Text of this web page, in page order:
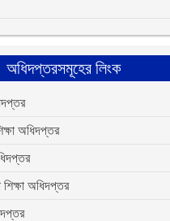
অধিদপ্তরসমূহের লিংক
অধিদপ্তর
শিক্ষা অধিদপ্তর